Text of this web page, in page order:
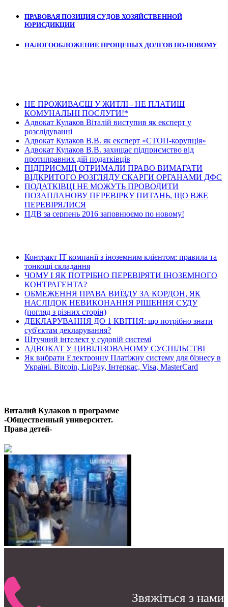
ПРАВОВАЯ ПОЗИЦИЯ СУДОВ ХОЗЯЙСТВЕННОЙ
ЮРИСДИКЦИИ
НАЛОГООБЛОЖЕНИЕ ПРОЩЕНЫХ ДОЛГОВ ПО-НОВОМУ
НЕ ПРОЖИВАЄШ У ЖИТЛІ - НЕ ПЛАТИШ
КОМУНАЛЬНІ ПОСЛУГИ!*
Адвокат Кулаков Віталій виступив як експерт у
розслідуванні
Адвокат Кулаков В.В. як експерт «СТОП-корупція»
Адвокат Кулаков В.В. захищає підприємство від
протиправних дій податківців
ПІДПРИЄМЦІ ОТРИМАЛИ ПРАВО ВИМАГАТИ
ВІДКРИТОГО РОЗГЛЯДУ СКАРГИ ОРГАНАМИ ДФС
ПОДАТКІВЦІ НЕ МОЖУТЬ ПРОВОДИТИ
ПОЗАПЛАНОВУ ПЕРЕВІРКУ ПИТАНЬ, ЩО ВЖЕ
ПЕРЕВІРЯЛИСЯ
ПДВ за серпень 2016 заповнюємо по новому!
Контракт ІТ компанії з іноземним клієнтом: правила та
тонкощі складання
ЧОМУ І ЯК ПОТРІБНО ПЕРЕВІРЯТИ ІНОЗЕМНОГО
КОНТРАГЕНТА?
ОБМЕЖЕННЯ ПРАВА ВИЇЗДУ ЗА КОРДОН, ЯК
НАСЛІДОК НЕВИКОНАННЯ РІШЕННЯ СУДУ
(погляд з різних сторін)
ДЕКЛАРУВАННЯ ДО 1 КВІТНЯ: що потрібно знати
суб'єктам декларування?
Штучний інтелект у судовій системі
АДВОКАТ У ЦИВІЛІЗОВАНОМУ СУСПІЛЬСТВІ
Як вибрати Електронну Платіжну систему для бізнесу в
Україні. Bitcoin, LiqPay, Інтеркас, Visa, MasterCard
Виталий Кулаков в программе
-Общественный университет.
Права детей-
Звяжіться з нами